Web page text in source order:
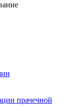
прачечной